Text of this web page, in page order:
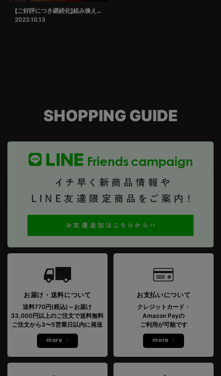
[ご好評につき継続化]組み換えサービス
2023.10.13
SHOPPING GUIDE
お届け・送料について
送料770円(税込)～お届け
33,000円以上のご注文で送料無料
ご注文から3〜5営業日以内に発送
more
お支払いについて
クレジットカード・
Amazon Payの
ご利用が可能です
more